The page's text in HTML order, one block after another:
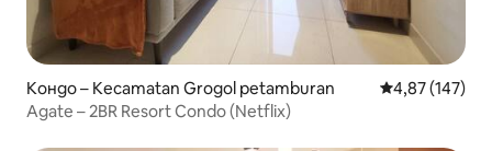
Кондо – Kecamatan Grogol petamburan Средна
4,87 (147)
Agate – 2BR Resort Condo (Netflix)